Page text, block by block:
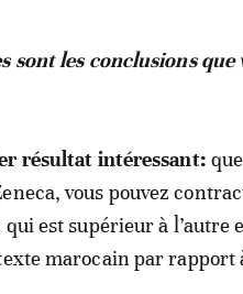
sont les conclusions
résultat intéressant:
vous pouvez
est supérieur à l’autre
marocain par rapport